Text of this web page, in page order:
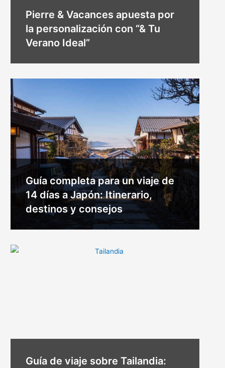
Pierre & Vacances apuesta por
la personalización con “& Tu
Verano Ideal”
Guía completa para un viaje de
14 días a Japón: Itinerario,
destinos y consejos
Guía de viaje sobre Tailandia: